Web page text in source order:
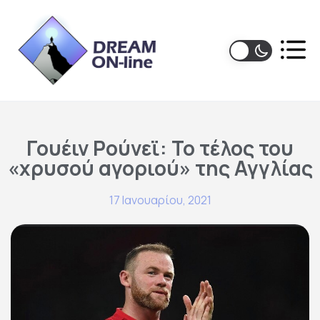
Γουέιν Ρούνεϊ: Το τέλος του
«χρυσού αγοριού» της Αγγλίας
17 Ιανουαρίου, 2021